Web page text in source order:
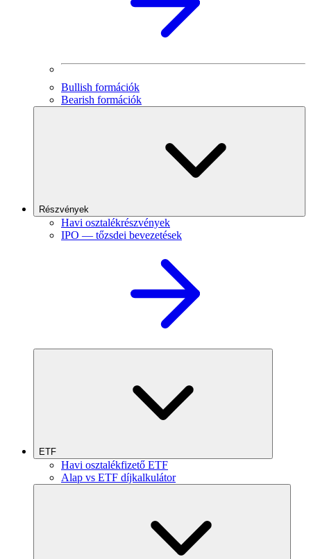
Bullish formációk
Bearish formációk
Részvények
Havi osztalékrészvények
IPO — tőzsdei bevezetések
ETF
Havi osztalékfizető ETF
Alap vs ETF díjkalkulátor